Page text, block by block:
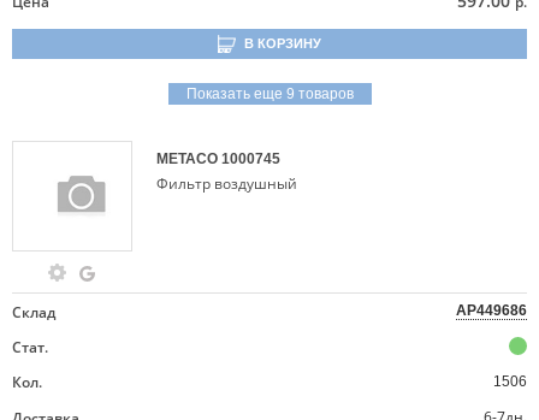
В КОРЗИНУ
Показать еще 9 товаров
METACO 1000745
Фильтр воздушный
Склад AP449686
Стат.
Кол.
1506